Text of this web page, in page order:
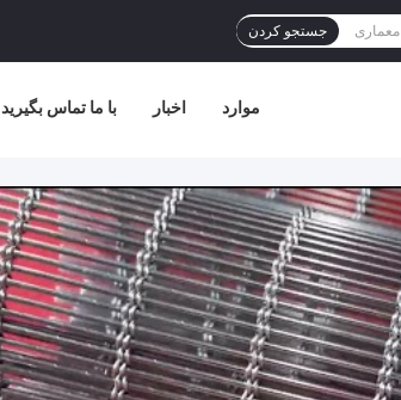
جستجو کردن
با ما تماس بگیرید اخبار موارد